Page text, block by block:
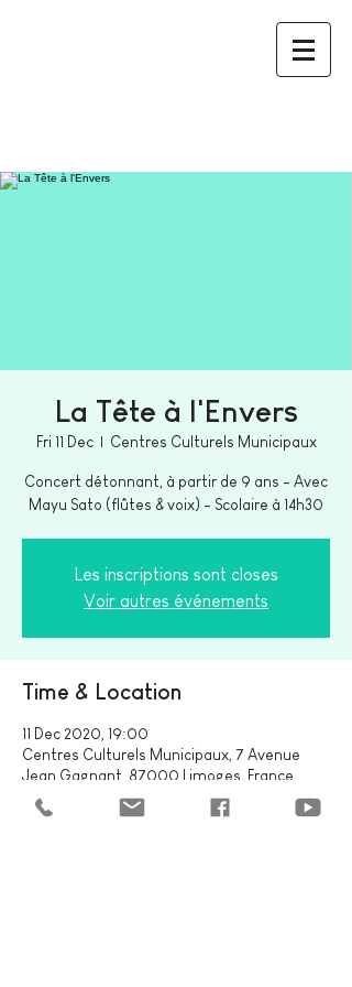
La Tête à l'Envers
Fri 11 Dec
  |
Centres Culturels Municipaux
Concert détonnant, à partir de 9 ans - Avec
Mayu Sato (flûtes & voix) - Scolaire à 14h30
Les inscriptions sont closes
Voir autres événements
Time & Location
11 Dec 2020, 19:00
Centres Culturels Municipaux, 7 Avenue
Jean Gagnant, 87000 Limoges, France